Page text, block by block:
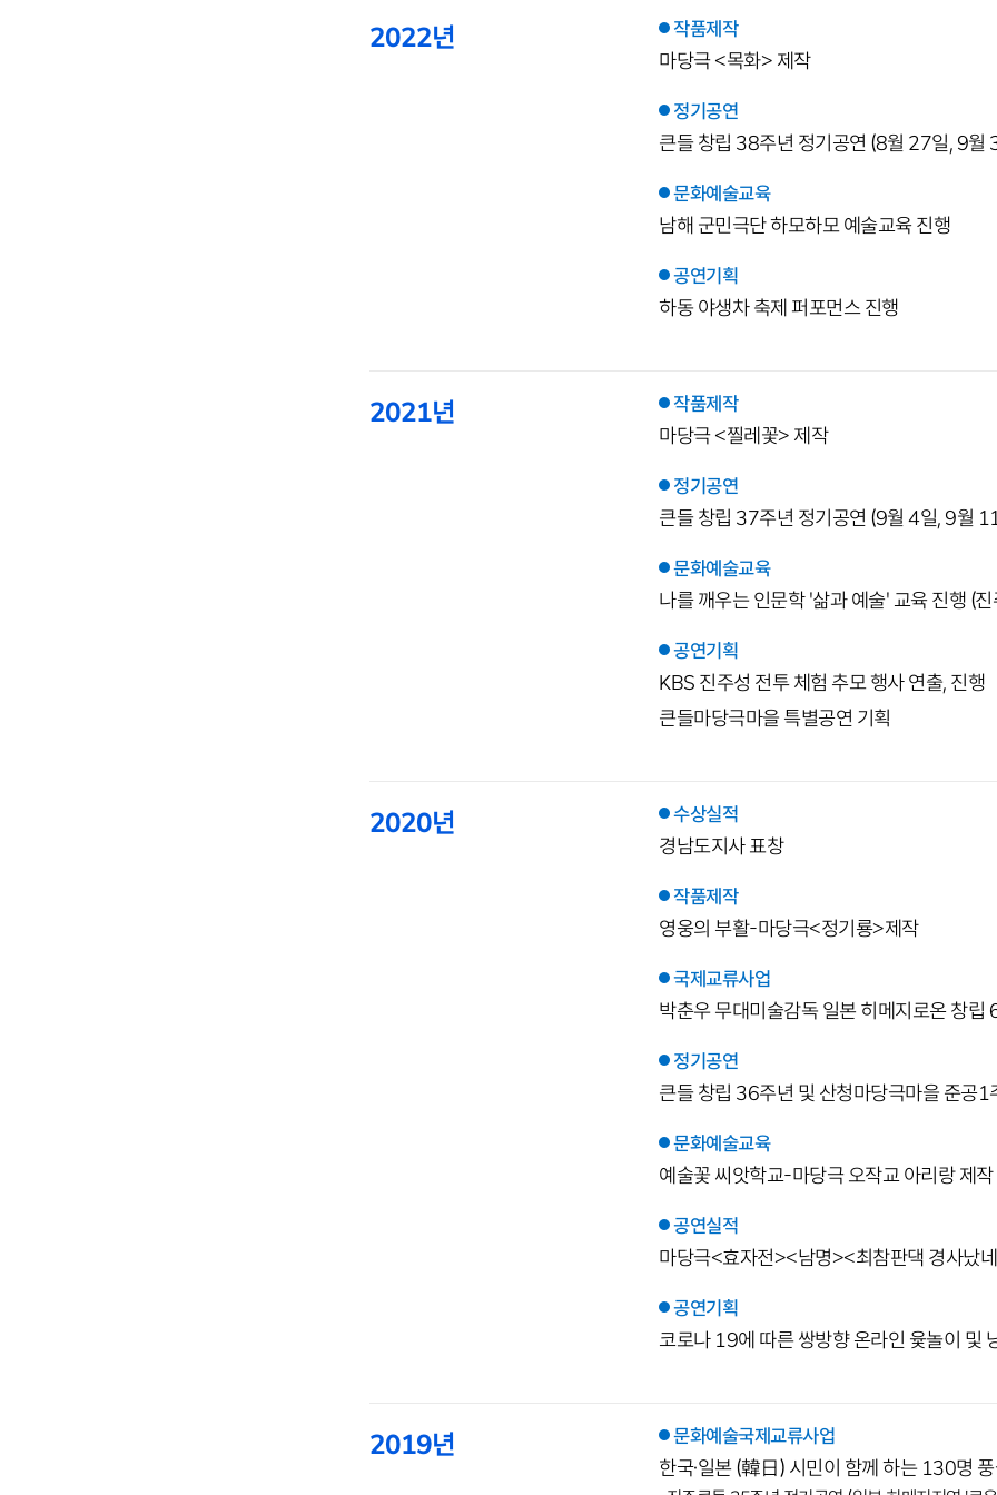
2022년 작품제작
마당극 <목화> 제작
정기공연
큰들 창립 38주년 정기공연 (8월 27일, 9월
문화예술교육
남해 군민극단 하모하모 예술교육 진행
공연기획
하동 야생차 축제 퍼포먼스 진행
2021년 작품제작
마당극 <찔레꽃> 제작
정기공연
큰들 창립 37주년 정기공연 (9월 4일, 9월
문화예술교육
나를 깨우는 인문학 '삶과 예술' 교육 진행 (
공연기획
KBS 진주성 전투 체험 추모 행사 연출, 진행
큰들마당극마을 특별공연 기획
2020년 수상실적
경남도지사 표창
작품제작
영웅의 부활-마당극<정기룡>제작
국제교류사업
박춘우 무대미술감독 일본 히메지로온 창
정기공연
큰들 창립 36주년 및 산청마당극마을 준공
문화예술교육
예술꽃 씨앗학교-마당극 오작교 아리랑 제
공연실적
마당극<효자전><남명><최참판댁 경사났
공연기획
코로나 19에 따른 쌍방향 온라인 윷놀이 및
2019년 문화예술국제교류사업
한국·일본 (韓日) 시민이 함께 하는 130명